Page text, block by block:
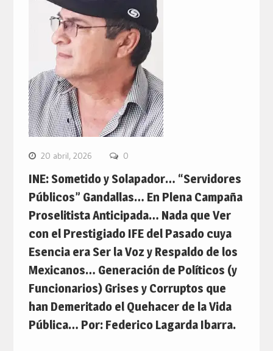
20 abril, 2026 0
INE: Sometido y Solapador… “Servidores
Públicos” Gandallas… En Plena Campaña
Proselitista Anticipada… Nada que Ver
con el Prestigiado IFE del Pasado cuya
Esencia era Ser la Voz y Respaldo de los
Mexicanos… Generación de Políticos (y
Funcionarios) Grises y Corruptos que
han Demeritado el Quehacer de la Vida
Pública… Por: Federico Lagarda Ibarra.